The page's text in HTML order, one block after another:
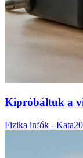
Kipróbáltuk a
Fizika infók - Kata